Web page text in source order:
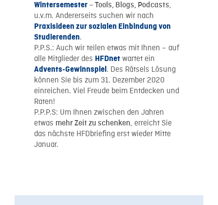
Wintersemester – Tools, Blogs, Podcasts,
u.v.m. Andererseits suchen wir nach
Praxisideen zur sozialen Einbindung von
Studierenden.
P.P.S.: Auch wir teilen etwas mit Ihnen – auf
alle Mitglieder des HFDnet wartet ein
Advents-Gewinnspiel . Des Rätsels Lösung
können Sie bis zum 31. Dezember 2020
einreichen. Viel Freude beim Entdecken und
Raten!
P.P.P.S: Um Ihnen zwischen den Jahren
etwas mehr Zeit zu schenken, erreicht Sie
das nächste HFDbriefing erst wieder Mitte
Januar.